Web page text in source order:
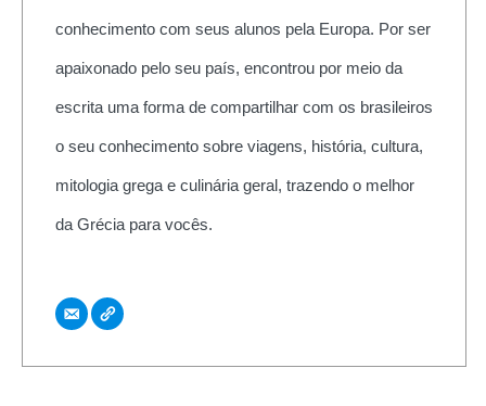
conhecimento com seus alunos pela Europa. Por ser
apaixonado pelo seu país, encontrou por meio da
escrita uma forma de compartilhar com os brasileiros
o seu conhecimento sobre viagens, história, cultura,
mitologia grega e culinária geral, trazendo o melhor
da Grécia para vocês.